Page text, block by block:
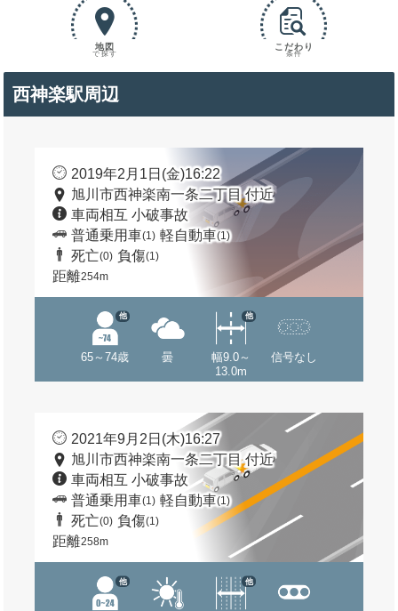
地図
で探す
こだわり
条件
西神楽駅周辺
2019年2月1日(金)16:22
旭川市西神楽南一条二丁目 付近
車両相互 小破事故
普通乗用車(1) 軽自動車(1)
死亡(0) 負傷(1)
距離254m
65～74歳
他
曇
幅9.0～
13.0m
他
信号なし
2021年9月2日(木)16:27
旭川市西神楽南一条二丁目 付近
車両相互 小破事故
普通乗用車(1) 軽自動車(1)
死亡(0) 負傷(1)
距離258m
他 他